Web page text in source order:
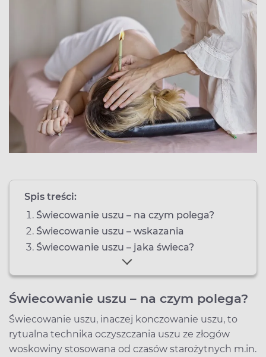
Spis treści:
Świecowanie uszu – na czym polega?
Świecowanie uszu – wskazania
Świecowanie uszu – jaka świeca?
Świecowanie uszu – na czym polega?
Świecowanie uszu, inaczej konczowanie uszu, to
rytualna technika oczyszczania uszu ze złogów
woskowiny stosowana od czasów starożytnych m.in.